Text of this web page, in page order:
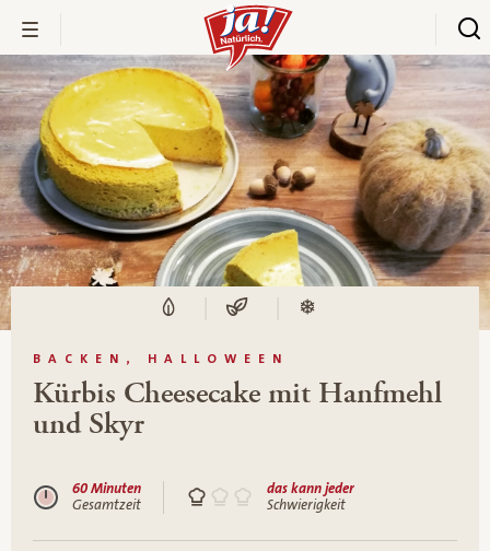
BACKEN, HALLOWEEN
Kürbis Cheesecake mit Hanfmehl
und Skyr
60 Minuten
Gesamtzeit
das kann jeder
Schwierigkeit